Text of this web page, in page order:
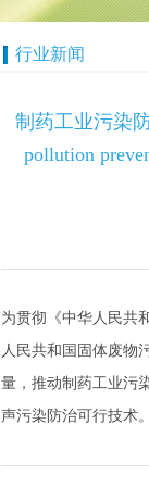
行业新闻
制药工业污染
pollution
为贯彻《中华人民共
人民共和国固体废物
量，推动制药工业污
声污染防治可行技术